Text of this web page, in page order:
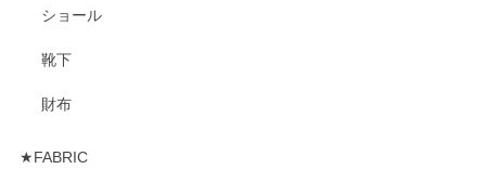
ショール
靴下
財布
★FABRIC